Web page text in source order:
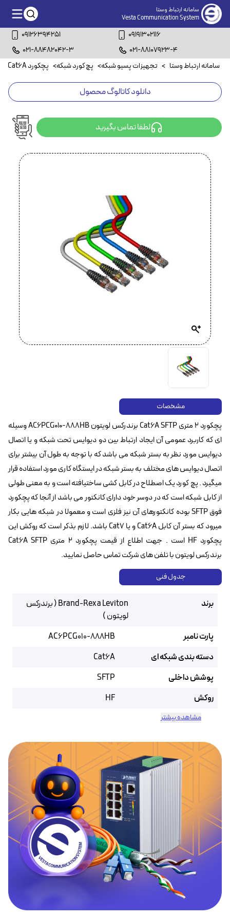
سامانه ارتباط وستا
Vesta Communication System
09126394251
09191302116
021-88482042-3
021-88107923-4
سامانه ارتباط وستا > تجهیزات پسیو شبکه> پچ کورد شبکه> پچکورد Cat6A
دانلود کاتالوگ محصول
لطفا تماس بگیرید
مشخصات
پچکورد ۲ متری Cat6A SFTP برندرکس لویتون AC6PCG010-888HB وسیله
ای که کاربرد عمومی آن ایجاد ارتباط بین دو دیوایس تحت شبکه و یا اتصال
دیوایس مورد نظر به بستر شبکه می باشد که با توجه به طول آن بیشتر برای
اتصال دیوایس های مختلف به بستر شبکه در ایستگاه کاری مورد استفاده قرار
میگیرد . پچ کورد یک اصطلاح در کابل کشی ساختیافته است و به معنی طولی
از کابل شبکه است که در دوسر خود دارای کانکتور می باشد از آنجا که پچکورد
فوق SFTP بوده کانکتورهای آن نیز فلزی است و معمولا در شبکه هایی بکار
میرود که بستر آن کابل Cat6A و یا Cat7 باشد. لازم بذکر است که روکش این
پچکورد HF است . جهت اطلاع از قیمت پچکورد ۲ متری Cat6A SFTP
برندرکس لویتون با تلفن های شرکت تماس حاصل نمایید.
جدول فنی
برند
Brand-Rex a Leviton ( برندرکس
لویتون )
پارت نامبر
AC6PCG010-888HB
دسته بندی شبکه ای
Cat6A
پوشش داخلی
SFTP
روکش
HF
مشاهده بیشتر